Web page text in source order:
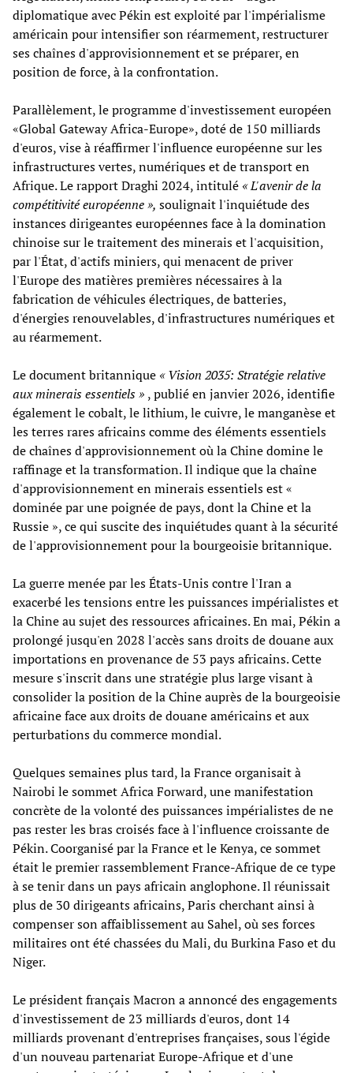
diplomatique avec Pékin est exploité par l'impérialisme
américain pour intensifier son réarmement, restructurer
ses chaînes d'approvisionnement et se préparer, en
position de force, à la confrontation.
Parallèlement, le programme d'investissement européen
«Global Gateway Africa-Europe», doté de 150 milliards
d'euros, vise à réaffirmer l'influence européenne sur les
infrastructures vertes, numériques et de transport en
Afrique. Le rapport Draghi 2024, intitulé « L'avenir de la
compétitivité européenne », soulignait l'inquiétude des
instances dirigeantes européennes face à la domination
chinoise sur le traitement des minerais et l'acquisition,
par l'État, d'actifs miniers, qui menacent de priver
l'Europe des matières premières nécessaires à la
fabrication de véhicules électriques, de batteries,
d'énergies renouvelables, d'infrastructures numériques et
au réarmement.
Le document britannique « Vision 2035: Stratégie relative
aux minerais essentiels » , publié en janvier 2026, identifie
également le cobalt, le lithium, le cuivre, le manganèse et
les terres rares africains comme des éléments essentiels
de chaînes d'approvisionnement où la Chine domine le
raffinage et la transformation. Il indique que la chaîne
d'approvisionnement en minerais essentiels est «
dominée par une poignée de pays, dont la Chine et la
Russie », ce qui suscite des inquiétudes quant à la sécurité
de l'approvisionnement pour la bourgeoisie britannique.
La guerre menée par les États-Unis contre l'Iran a
exacerbé les tensions entre les puissances impérialistes et
la Chine au sujet des ressources africaines. En mai, Pékin a
prolongé jusqu'en 2028 l'accès sans droits de douane aux
importations en provenance de 53 pays africains. Cette
mesure s'inscrit dans une stratégie plus large visant à
consolider la position de la Chine auprès de la bourgeoisie
africaine face aux droits de douane américains et aux
perturbations du commerce mondial.
Quelques semaines plus tard, la France organisait à
Nairobi le sommet Africa Forward, une manifestation
concrète de la volonté des puissances impérialistes de ne
pas rester les bras croisés face à l'influence croissante de
Pékin. Coorganisé par la France et le Kenya, ce sommet
était le premier rassemblement France-Afrique de ce type
à se tenir dans un pays africain anglophone. Il réunissait
plus de 30 dirigeants africains, Paris cherchant ainsi à
compenser son affaiblissement au Sahel, où ses forces
militaires ont été chassées du Mali, du Burkina Faso et du
Niger.
Le président français Macron a annoncé des engagements
d'investissement de 23 milliards d'euros, dont 14
milliards provenant d'entreprises françaises, sous l'égide
d'un nouveau partenariat Europe-Afrique et d'une